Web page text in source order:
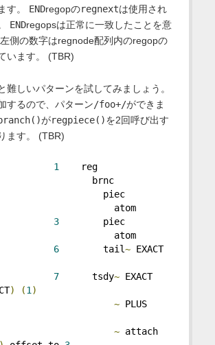
す。 ENDregopのregnextは使用され
ENDregopsは正常に一致したことを意
側の数字はregnode配列内のregopの
います。 (TBR)
難しいパターンを試してみましょう。
するので、パターン/foo+/ができま
がregpiece()を2回呼び出す
ます。 (TBR)
1
reg
3 piec
6 tail~
EXACT
7 tsdy~
EXACT
) (1 )
~
PLUS
~ attach